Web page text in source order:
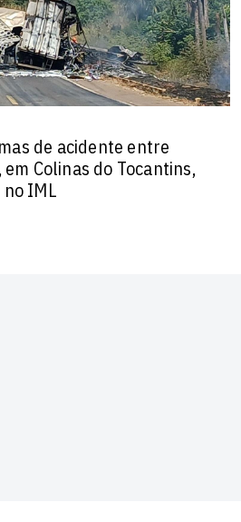
de acidente entre
Colinas do Tocantins,
IML